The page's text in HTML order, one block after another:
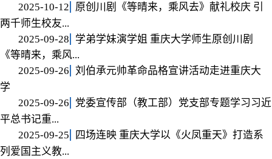
2025-10-12
原创川剧《等晴来，乘风去》献礼校庆 引
两千师生校友...
2025-09-28
学弟学妹演学姐 重庆大学师生原创川剧
《等晴来，乘风...
2025-09-26
刘伯承元帅革命品格宣讲活动走进重庆大
学
2025-09-26
党委宣传部（教工部）党支部专题学习习近
平总书记重...
2025-09-25
四场连映 重庆大学以《火凤重天》打造系
列爱国主义教...